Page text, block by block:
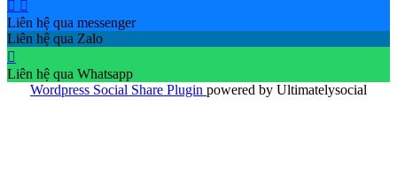
Liên hệ qua messenger
Liên hệ qua Zalo
Liên hệ qua Whatsapp
Wordpress Social Share Plugin powered by Ultimatelysocial